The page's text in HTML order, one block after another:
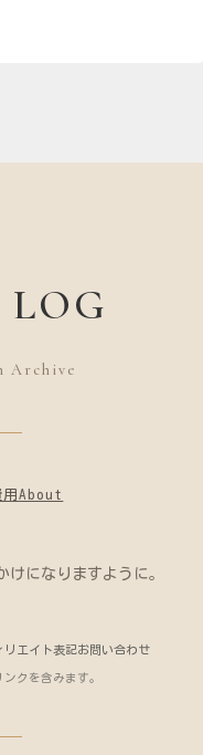
LOG
Archive
用About
になりますように。
リエイト表記お問い合わせ
クを含みます。